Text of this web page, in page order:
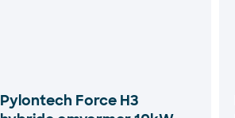
Pylontech Force H3